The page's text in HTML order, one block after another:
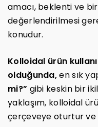
amacı, beklenti ve
değerlendirilmesi
konudur.
Kolloidal ürün
olduğunda,en sık
mi?” gibi keskin bir
yaklaşım, kolloidal
çerçeveye oturtur ve